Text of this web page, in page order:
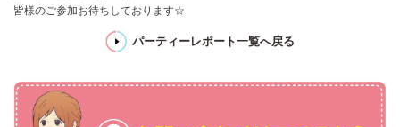
皆様のご参加お待ちしております☆
パーティーレポート一覧へ戻る